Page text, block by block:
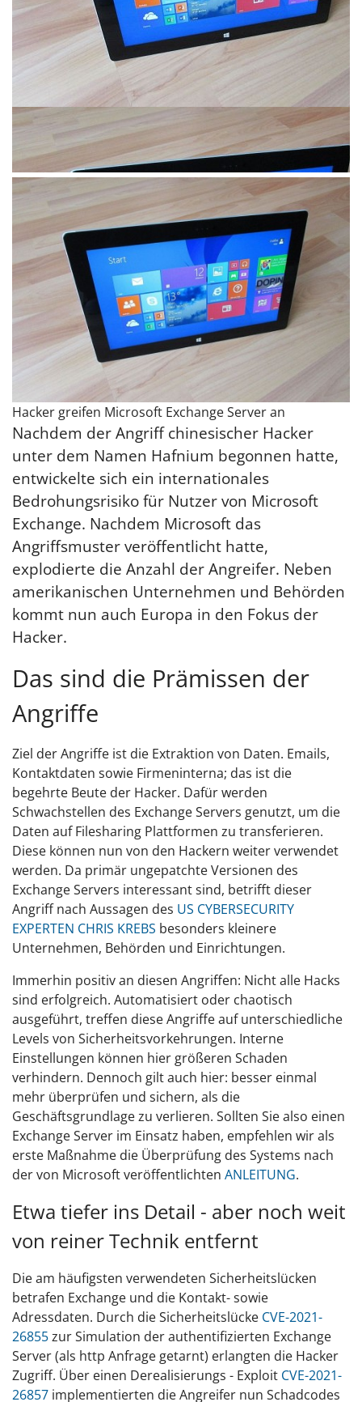
Hacker greifen Microsoft Exchange Server an
Nachdem der Angriff chinesischer Hacker
unter dem Namen Hafnium begonnen hatte,
entwickelte sich ein internationales
Bedrohungsrisiko für Nutzer von Microsoft
Exchange. Nachdem Microsoft das
Angriffsmuster veröffentlicht hatte,
explodierte die Anzahl der Angreifer. Neben
amerikanischen Unternehmen und Behörden
kommt nun auch Europa in den Fokus der
Hacker.
Das sind die Prämissen der
Angriffe
Ziel der Angriffe ist die Extraktion von Daten. Emails,
Kontaktdaten sowie Firmeninterna; das ist die
begehrte Beute der Hacker. Dafür werden
Schwachstellen des Exchange Servers genutzt, um die
Daten auf Filesharing Plattformen zu transferieren.
Diese können nun von den Hackern weiter verwendet
werden. Da primär ungepatchte Versionen des
Exchange Servers interessant sind, betrifft dieser
Angriff nach Aussagen des US CYBERSECURITY
EXPERTEN CHRIS KREBS besonders kleinere
Unternehmen, Behörden und Einrichtungen.
Immerhin positiv an diesen Angriffen: Nicht alle Hacks
sind erfolgreich. Automatisiert oder chaotisch
ausgeführt, treffen diese Angriffe auf unterschiedliche
Levels von Sicherheitsvorkehrungen. Interne
Einstellungen können hier größeren Schaden
verhindern. Dennoch gilt auch hier: besser einmal
mehr überprüfen und sichern, als die
Geschäftsgrundlage zu verlieren. Sollten Sie also einen
Exchange Server im Einsatz haben, empfehlen wir als
erste Maßnahme die Überprüfung des Systems nach
der von Microsoft veröffentlichten ANLEITUNG.
Etwa tiefer ins Detail - aber noch weit
von reiner Technik entfernt
Die am häufigsten verwendeten Sicherheitslücken
betrafen Exchange und die Kontakt- sowie
Adressdaten. Durch die Sicherheitslücke CVE-2021-
26855zur Simulation der authentifizierten Exchange
Server (als http Anfrage getarnt) erlangten die Hacker
Zugriff. Über einen Derealisierungs - Exploit CVE-2021-
26857 implementierten die Angreifer nun Schadcodes